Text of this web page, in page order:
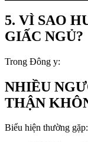
5. VÌ SAO
GIẤC NGỦ?
Trong Đông y:
NHIỀU
THẬN
Biểu hiện thường gặp: